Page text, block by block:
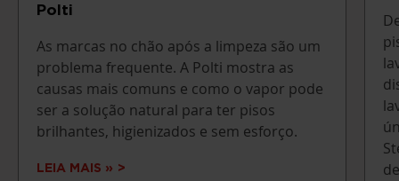
Polti
As marcas no chão após a limpeza são um
problema frequente. A Polti mostra as
causas mais comuns e como o vapor pode
ser a solução natural para ter pisos
brilhantes, higienizados e sem esforço.
LEIA MAIS »